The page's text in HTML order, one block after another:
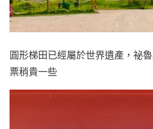
圓形梯田已經屬於世界遺產，祕
票稍貴一些